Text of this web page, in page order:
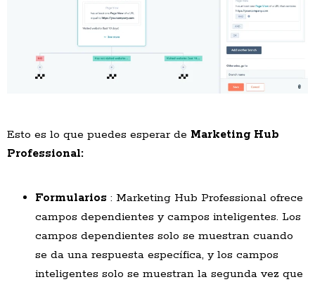
Esto es lo que puedes esperar de Marketing Hub
Professional:
Formularios : Marketing Hub Professional ofrece
campos dependientes y campos inteligentes. Los
campos dependientes solo se muestran cuando
se da una respuesta específica, y los campos
inteligentes solo se muestran la segunda vez que